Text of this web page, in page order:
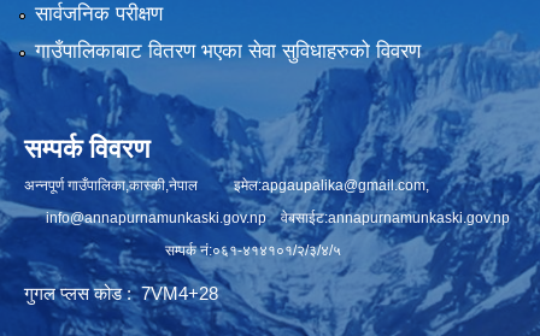
सार्वजनिक परीक्षण
गाउँपालिकाबाट वितरण भएका सेवा सुविधाहरुको विवरण
सम्पर्क विवरण
अन्नपूर्ण गाउँपालिका,कास्की,नेपाल इमेल:apgaupalika@gmail.com,
info@annapurnamunkaski.gov.npवेबसाईट:annapurnamunkaski.gov.np
सम्पर्क नं:०६१-४१४१०१/२/३/४/५
गुगल प्लस कोड : 7VM4+28